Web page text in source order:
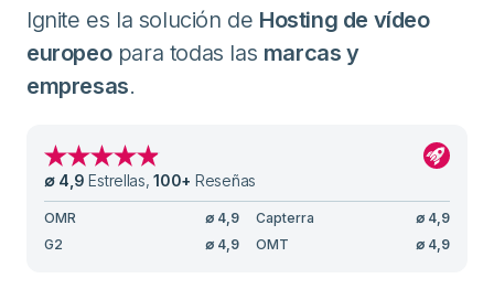
Ignite es la solución de Hosting de vídeo
europeopara todas las marcas y
empresas.
∅ 4,9 Estrellas,100+ Reseñas
OMR ∅ 4,9 Capterra ∅ 4,9
G2
∅ 4,9 OMT ∅ 4,9